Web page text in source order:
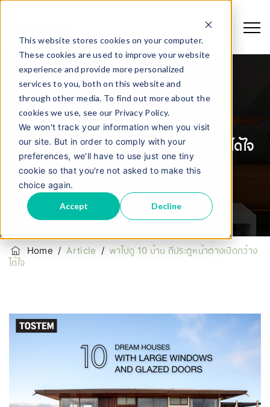
This website stores cookies on your computer.
These cookies are used to improve your website
experience and provide more personalized
services to you, both on this website and
through other media. To find out more about the
cookies we use, see our Privacy Policy.
We won't track your information when you visit
our site. But in order to comply with your
preferences, we'll have to use just one tiny
cookie so that you're not asked to make this
choice again.
Accept Decline
พาไปดู 10 บ้าน ที่ประตูหน้าต่างเปิดกว้างได้ใจ
Home /Article / พาไปดู 10 บ้าน ที่ประตูหน้าต่างเปิดกว้าง
ได้ใจ